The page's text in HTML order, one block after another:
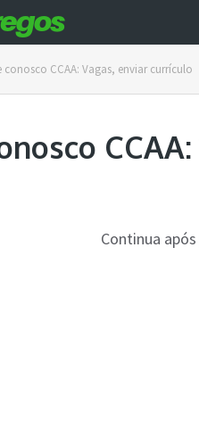
conosco CCAA: Vagas, enviar currículo
Continua